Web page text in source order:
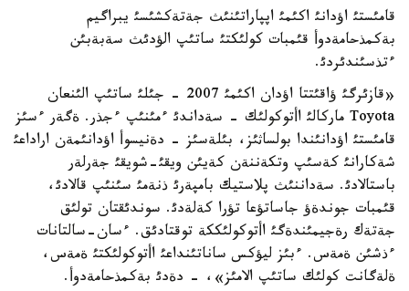
قامئستئ اؤدانئ اكئمئ اپپاراتئنئث جةتةكشئسئ يبراگيم
بةكمذحامةدوأ قئمبات كولئكتئ ساتئپ الؤدئث سةبةبئن
ءتذسئندئردئ.
«قازئرگئ ؤاقئتتا اؤدان اكئمئ 2007 - جئلئ ساتئپ الئنعان
Toyota ماركالئ اأتوكولئك - سةداندئ ءمئنئپ ءجذر. ةگةر ءسئز
قامئستئ اؤدانئندا بولساثئز، بئلةسئز - دةنيسوأ اؤدانئمةن اراداعئ
شةكارانئ كةسئپ وتكةننةن كةيئن ويقئ-شويقئ جةرلةر
باستالادئ. سةداننئث پلاستيك بامپةرئ ذنةمئ سئنئپ قالادئ،
قئمبات جوندةؤ جاساتؤعا تؤرا كةلةدئ. سوندئقتان تولئق
جةتةك رةجيمئندةگئ اأتوكولئككة توقتادئق. ءسان-سالتانات
ءذشئن ةمةس. ءبئز ليؤكس ساناتئنداعئ اأتوكولئكتئ ةمةس،
ةلةگانت كولئك ساتئپ الامئز»، - دةدئ بةكمذحامةدوأ.